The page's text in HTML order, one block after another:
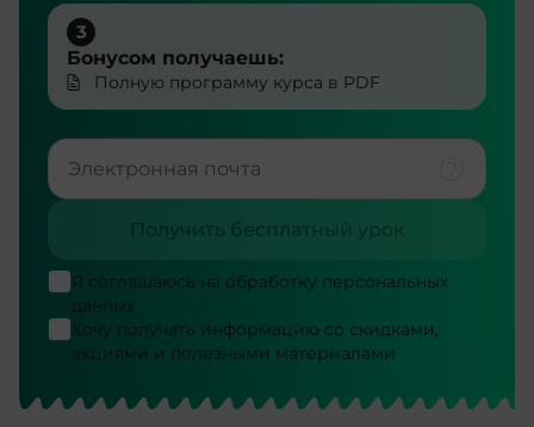
3
Бонусом получаешь:
Полную программу курса в PDF
Получить бесплатный урок
Я соглашаюсь на обработку персональных
данных
Хочу получать информацию со скидками,
акциями и полезными материалами